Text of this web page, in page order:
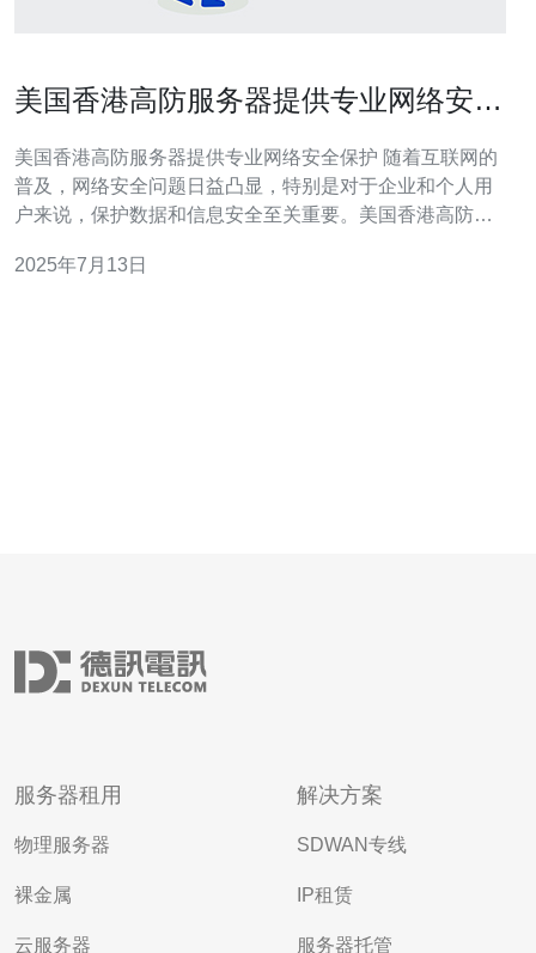
美国香港高防服务器提供专业网络安全
美国香港高防服务器提供专业网络安全保护 随着互联网的
普及，网络安全问题日益凸显，特别是对于企业和个人用
户来说，保护数据和信息安全至关重要。美国香港高防服
务器是指具有强大防御能力的服务器，能够抵御各种网络
2025年7月13日
服务器租用
物理服务器
裸金属
云服务器
解决方案
SDWAN专线
IP租赁
服务器托管